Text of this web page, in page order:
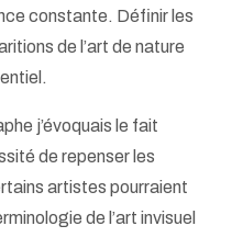
constante. Définir les
de l’art de nature
j’évoquais le fait
de repenser les
artistes pourraient
de l’art invisuel